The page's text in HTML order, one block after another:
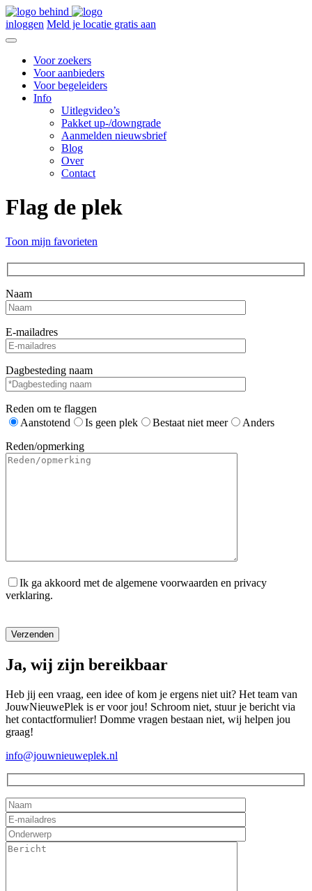
inloggen Meld je locatie gratis aan
Voor zoekers
Voor aanbieders
Voor begeleiders
Info
Uitlegvideo’s
Pakket up-/downgrade
Aanmelden nieuwsbrief
Blog
Over
Contact
Flag de plek
Toon mijn favorieten
Naam
E-mailadres
Dagbesteding naam
Reden om te flaggen
Aanstotend
Is geen plek Bestaat niet meer
Anders
Reden/opmerking
Ik ga akkoord met de algemene voorwaarden en privacy
verklaring.
Ja, wij zijn bereikbaar
Heb jij een vraag, een idee of kom je ergens niet uit? Het team van
JouwNieuwePlek is er voor jou! Schroom niet, stuur je bericht via
het contactformulier! Domme vragen bestaan niet, wij helpen jou
graag!
info@jouwnieuweplek.nl